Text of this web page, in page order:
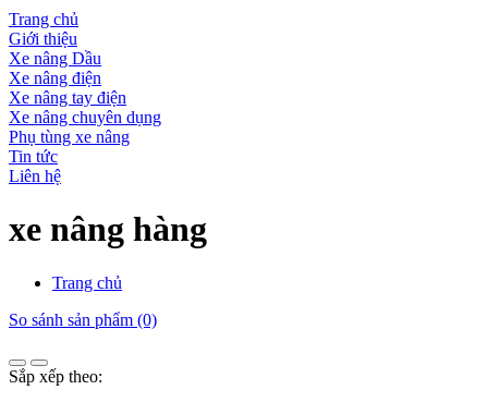
Trang chủ
Giới thiệu
Xe nâng Dầu
Xe nâng điện
Xe nâng tay điện
Xe nâng chuyên dụng
Phụ tùng xe nâng
Tin tức
Liên hệ
xe nâng hàng
Trang chủ
So sánh sản phẩm (0)
Sắp xếp theo: